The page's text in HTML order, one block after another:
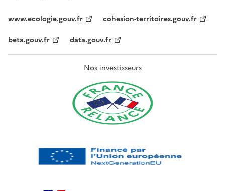
www.ecologie.gouv.fr
cohesion-territoires.gouv.fr
beta.gouv.fr
data.gouv.fr
Nos investisseurs